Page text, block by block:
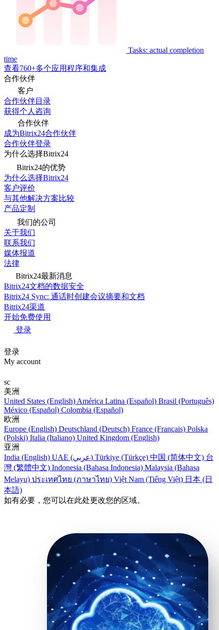
Tasks: actual completion
time
查看760+多个应用程序和集成
合作伙伴
客户
合作伙伴目录
获得个人咨询
合作伙伴
成为Bitrix24合作伙伴
合作伙伴登录
为什么选择Bitrix24
Bitrix24的优势
为什么选择Bitrix24
客户评价
与其他解决方案比较
产品定制
我们的公司
关于我们
联系我们
媒体报道
法律
Bitrix24最新消息
Bitrix24文档的数据安全
Bitrix24 Sync: 通话时创建会议摘要和文档
Bitrix24渠道
开始免费使用
登录
登录
My account
sc
美洲
United States (English) América Latina (Español) Brasil (Português)
México (Español) Colombia (Español)
欧洲
Europe (English) Deutschland (Deutsch) France (Français) Polska
(Polski) Italia (Italiano) United Kingdom (English)
亚洲
India (English)
UAE (عربي) Türkiye (Türkçe) 中国 (简体中文) 台
灣 (繁體中文) Indonesia (Bahasa Indonesia) Malaysia (Bahasa
Melayu) ประเทศไทย (ภาษาไทย) Việt Nam (Tiếng Việt) 日本 (日
本語)
如有必要，您可以在此处更改您的区域。